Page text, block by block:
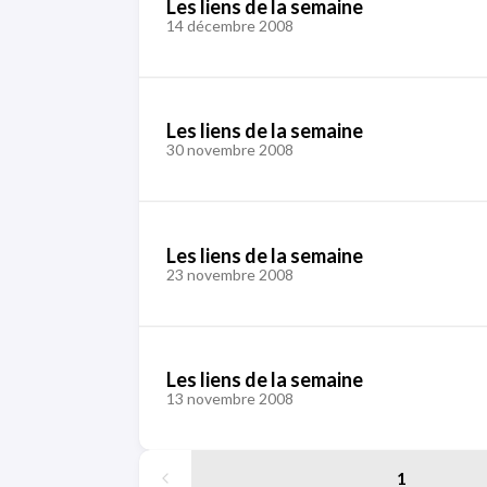
Les liens de la semaine
14 décembre 2008
Les liens de la semaine
30 novembre 2008
Les liens de la semaine
23 novembre 2008
Les liens de la semaine
13 novembre 2008
1